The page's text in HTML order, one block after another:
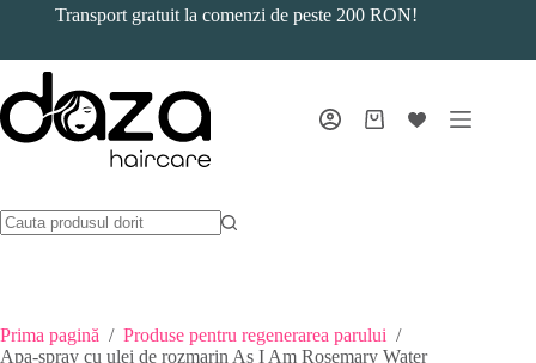
Transport gratuit la comenzi de peste 200 RON!
Coș
Prima pagină / Produse pentru regenerarea parului /
Apa-spray cu ulei de rozmarin As I Am Rosemary Water